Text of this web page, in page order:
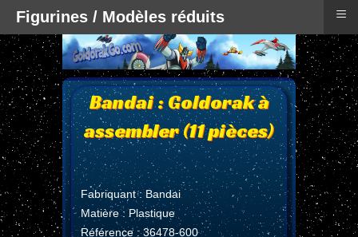
Bandai : Goldorak à
assembler (11 pièces)
Fabriquant : Bandai
Matière : Plastique
Référence : 36478-600
Figurines / Modèles réduits ≡